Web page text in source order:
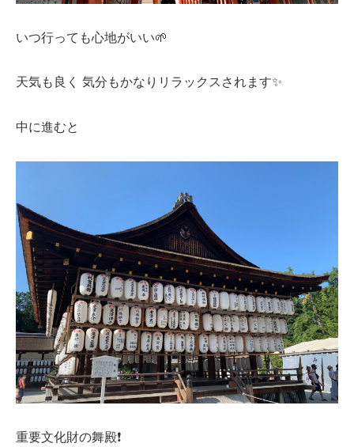
いつ行っても心地がいい🌱
天気も良く 気分もかなりリラックスされます✨
中に進むと
重要文化財の舞殿❗️